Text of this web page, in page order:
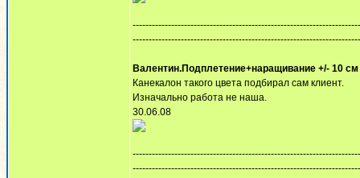
Валентин.Подплетение+наращивание +/- 10
Канекалон такого цвета подбирал сам клиент.
Изначально работа не наша.
30.06.08